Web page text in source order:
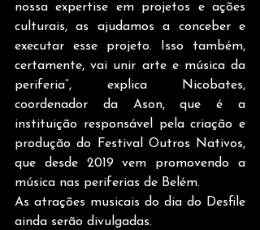
nossa expertise em projetos e ações
culturais, as ajudamos a conceber e
executar esse projeto. Isso também,
certamente, vai unir arte e música da
periferia”, explica Nicobates,
coordenador da Ason, que é a
instituição responsável pela criação e
produção do Festival Outros Nativos,
que desde 2019 vem promovendo a
música nas periferias de Belém.
As atrações musicais do dia do Desfile
ainda serão divulgadas.